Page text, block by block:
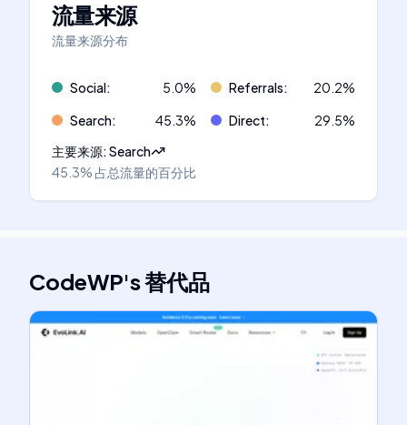
流量来源
流量来源分布
Social: 5.0% Referrals: 20.2%
Search: 45.3% Direct: 29.5%
主要来源:Search
45.3%占总流量的百分比
CodeWP's替代品